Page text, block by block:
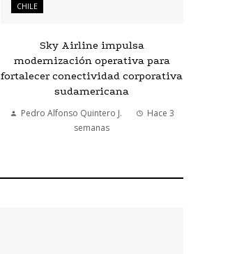
CHILE
Sky Airline impulsa
modernización operativa para
fortalecer conectividad corporativa
sudamericana
Pedro Alfonso Quintero J.
Hace 3
semanas